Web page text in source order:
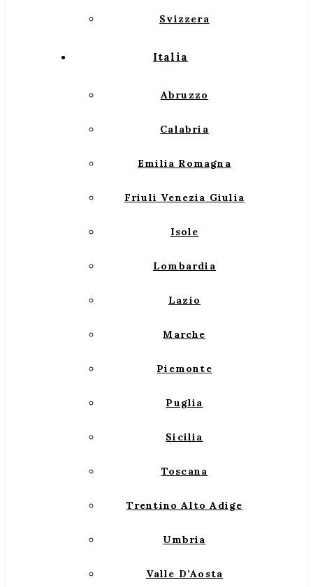
Svizzera
Italia
Abruzzo
Calabria
Emilia Romagna
Friuli Venezia Giulia
Isole
Lombardia
Lazio
Marche
Piemonte
Puglia
Sicilia
Toscana
Trentino Alto Adige
Umbria
Valle D’Aosta